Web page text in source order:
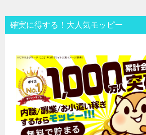
確実に得する！大人気モッピー